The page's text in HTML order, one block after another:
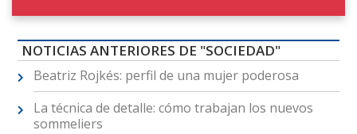
NOTICIAS ANTERIORES DE "SOCIEDAD"
Beatriz Rojkés: perfil de una mujer poderosa
La técnica de detalle: cómo trabajan los nuevos
sommeliers